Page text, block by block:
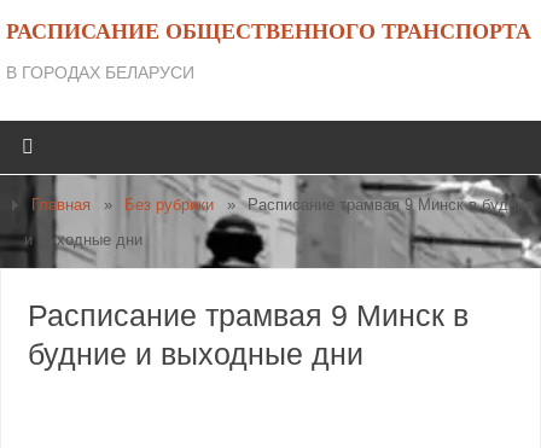
РАСПИСАНИЕ ОБЩЕСТВЕННОГО ТРАНСПОРТА
В ГОРОДАХ БЕЛАРУСИ
Главная » Без рубрики » Расписание трамвая 9 Минск в будние
и выходные дни
Расписание трамвая 9 Минск в
будние и выходные дни